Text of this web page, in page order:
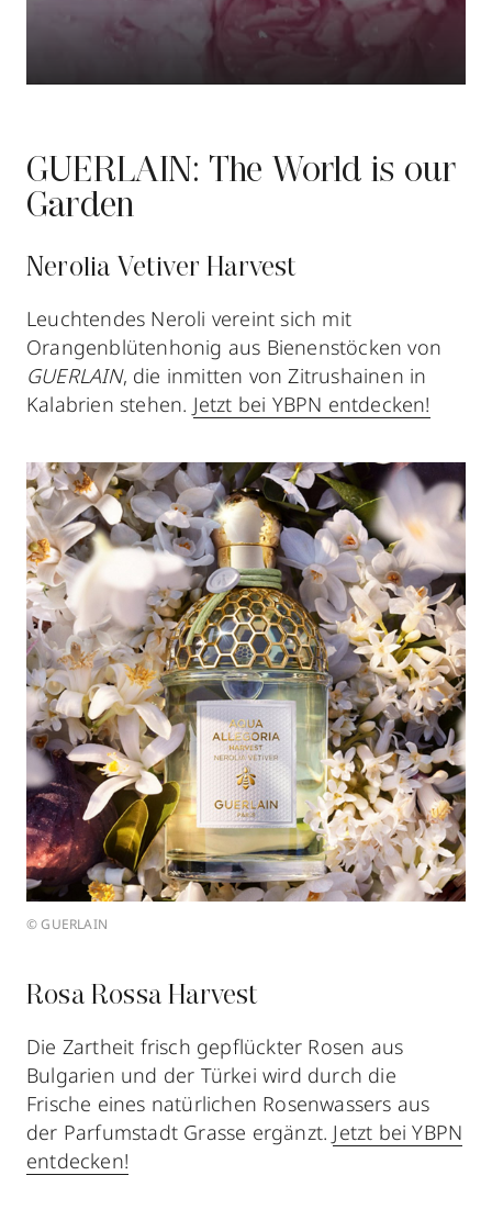
GUERLAIN: The World is our
Garden
Nerolia Vetiver Harvest
Leuchtendes Neroli vereint sich mit
Orangenblütenhonig aus Bienenstöcken von
GUERLAIN, die inmitten von Zitrushainen in
Kalabrien stehen. Jetzt bei YBPN entdecken!
© GUERLAIN
Rosa Rossa Harvest
Die Zartheit frisch gepflückter Rosen aus
Bulgarien und der Türkei wird durch die
Frische eines natürlichen Rosenwassers aus
der Parfumstadt Grasse ergänzt. Jetzt bei YBPN
entdecken!